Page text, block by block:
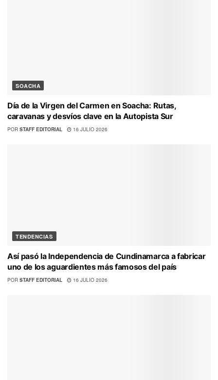
SOACHA
Día de la Virgen del Carmen en Soacha: Rutas,
caravanas y desvíos clave en la Autopista Sur
POR STAFF EDITORIAL 16 JULIO 2026
TENDENCIAS
Así pasó la Independencia de Cundinamarca a fabricar
uno de los aguardientes más famosos del país
POR STAFF EDITORIAL 16 JULIO 2026